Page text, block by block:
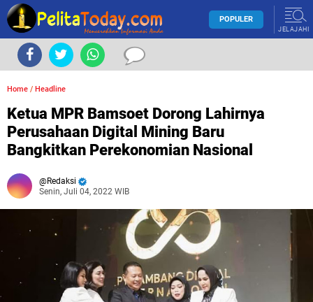
POPULER
JELAJAHI
Home / Headline
Ketua MPR Bamsoet Dorong Lahirnya
Perusahaan Digital Mining Baru
Bangkitkan Perekonomian Nasional
Redaksi
Senin, Juli 04, 2022 WIB